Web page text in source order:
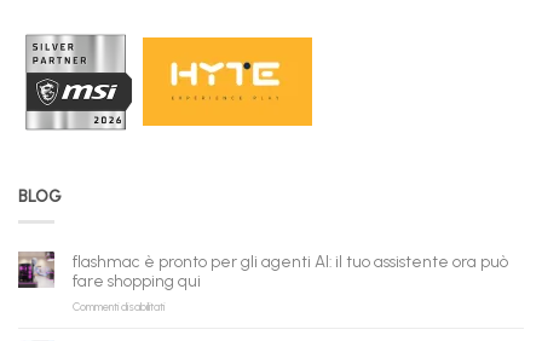
BLOG
flashmac è pronto per gli agenti AI: il tuo assistente ora può
fare shopping qui
Commenti disabilitatisu